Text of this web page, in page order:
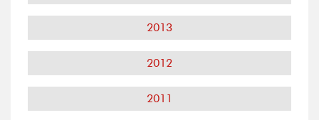
2013
2012
2011